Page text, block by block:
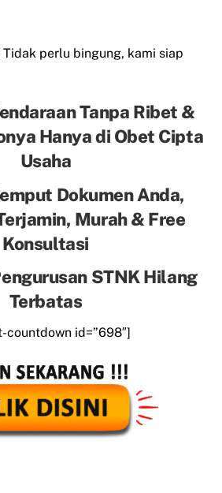
perlu bingung, kami siap
Tanpa Ribet &
Hanya di Obet Cipta
Usaha
Dokumen Anda,
Murah & Free
Konsultasi
STNK Hilang
Terbatas
countdown id=”698″]